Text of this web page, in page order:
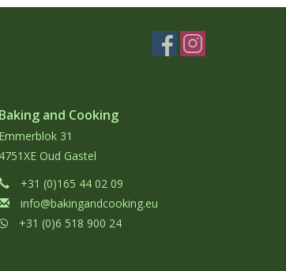
Baking and Cooking
Emmerblok 31
4751XE Oud Gastel
+31 (0)165 44 02 09
info@bakingandcooking.eu
+31 (0)6 518 900 24